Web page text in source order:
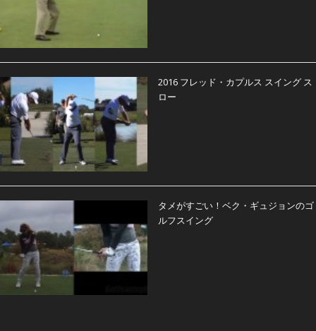
2016 フレッド・カプルス スイング ス
ロー
タメがすごい！ベク・ギュジョンのゴ
ルフスイング